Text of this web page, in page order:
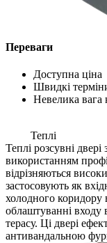
Переваги
Доступна ціна
Швидкі
Невелика вага
Теплі
Теплі розсувні
використанням
відрізняються
застосовують як
холодного
облаштуванні входу
терасу. Ці двері
антивандальною